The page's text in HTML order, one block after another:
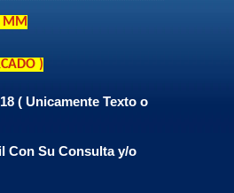
MM
)
( Unicamente Texto o
Con Su Consulta y/o